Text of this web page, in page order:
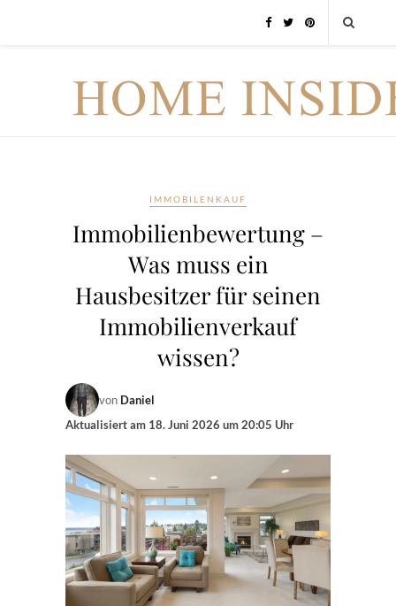
IMMOBILENKAUF
Immobilienbewertung –
Was muss ein
Hausbesitzer für seinen
Immobilienverkauf
wissen?
von Daniel
Aktualisiert am 18. Juni 2026 um 20:05 Uhr